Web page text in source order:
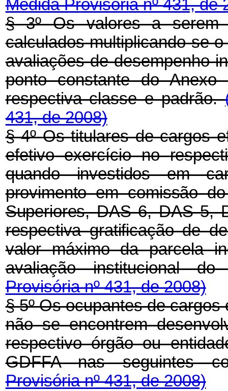
Medida Provisória nº 431, de
§ 3ºOs valores a
calculados multiplicando-se
avaliações de desempenho
ponto constante do
respectiva classe e padrão.
431, de 2008)
§ 4ºOs titulares de cargos
efetivo exercício no
quando investidos em
provimento em comissão
Superiores, DAS 6, DAS 5,
respectiva gratificação de
valormáximo da parcela
avaliação institucional
Provisória nº 431, de 2008)
§ 5º Os ocupantes de
não se encontrem
respectivo órgão ou
GDFFA nas seguintes
Provisória nº 431, de 2008)